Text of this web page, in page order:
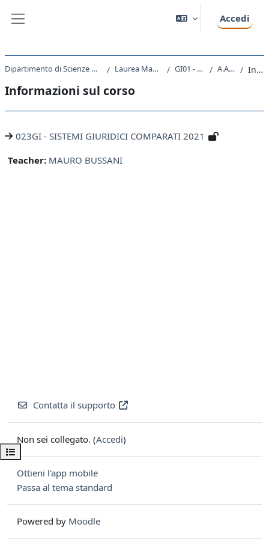
Accedi
Apri indice del corso
Dipartimento di Scienze Giuridiche, del Linguaggio, dell`Interpretazione e della Traduzione Laurea Magistrale Ciclo Unico 5 anni GI01 - GIURISPRUDENZA A.A. 2021 - 2022 Introduzione
Informazioni sul corso
023GI - SISTEMI GIURIDICI COMPARATI 2021
Teacher: MAURO BUSSANI
Contatta il supporto
Non sei collegato. (Accedi)
Ottieni l'app mobile
Passa al tema standard
Powered by Moodle